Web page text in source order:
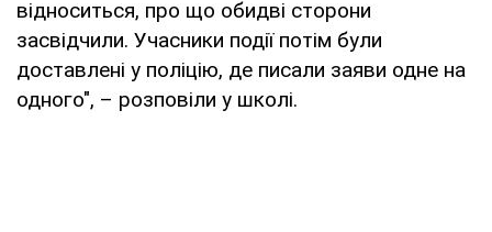
відноситься, про що обидві сторони
засвідчили. Учасники події потім були
доставлені у поліцію, де писали заяви одне на
одного", – розповіли у школі.